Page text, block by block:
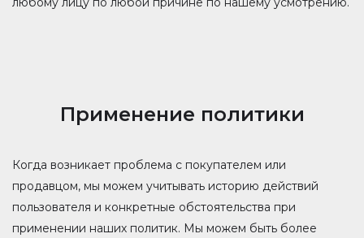
Применение политики
Когда возникает проблема с покупателем или
продавцом, мы можем учитывать историю действий
пользователя и конкретные обстоятельства при
применении наших политик. Мы можем быть более